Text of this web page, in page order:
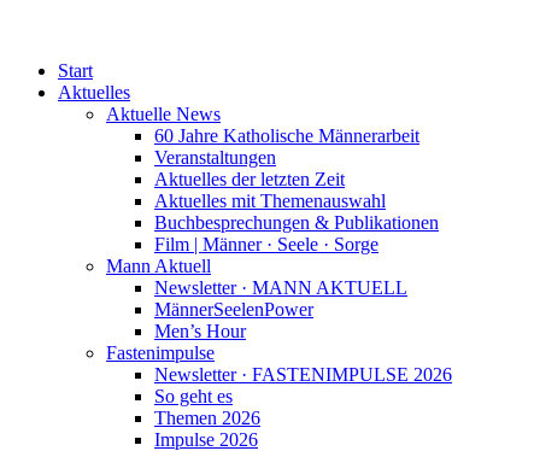
Start
Aktuelles
Aktuelle News
60 Jahre Katholische Männerarbeit
Veranstaltungen
Aktuelles der letzten Zeit
Aktuelles mit Themenauswahl
Buchbesprechungen & Publikationen
Film | Männer · Seele · Sorge
Mann Aktuell
Newsletter · MANN AKTUELL
MännerSeelenPower
Men’s Hour
Fastenimpulse
Newsletter · FASTENIMPULSE 2026
So geht es
Themen 2026
Impulse 2026